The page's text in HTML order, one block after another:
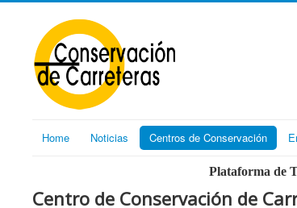
Home Noticias Centros de Conservación
Plataforma de
Centro de Conservación de